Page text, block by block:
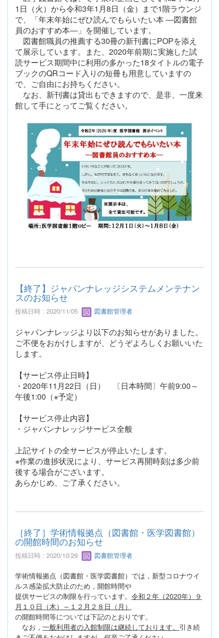
1日（火）から令和3年1月8日（金）まで1階ラウンジ
で、「年末年始にぜひ読んでもらいたい本 ―図書館
員のおすすめ本―」を開催しています。
図書館職員の推薦する30冊の新刊書にPOPを添え
て展示しています。また、2020年前期に実施した試
読サービス期間中に利用の多かった18タイトルの電子
ブックのQRコード入りの短冊も用意していますの
で、ご自由にお持ちください。
なお、新刊書は貸出もできますので、是非、一度来
館して手にとってご覧ください。
【終了】ジャパンナレッジシステムメンテナン
スのお知らせ
投稿日時 : 2020/11/05 図書館管理者
ジャパンナレッジより以下のお知らせがありました。
ご不便をおかけしますが、どうぞよろしくお願いいた
します。
【サービス停止日時】
・2020年11月22日（日） 〔日本時間〕午前9:00～
午後1:00（※予定）
【サービス停止内容】
・ジャパンナレッジサービス全般
上記サイトの全サービスが停止いたします。
※作業の進捗状況により、サービス再開時刻は多少前
後する場合がございます。
あらかじめ、ご了承ください。
［終了］学術情報拠点（図書館・医学図書館）
の開館時間のお知らせ
投稿日時 : 2020/10/29 図書館管理者
学術情報拠点（図書館・医学図書館）では，新型コロナウイ
ルス感染拡大防止のため，開館時間や
提供サービスの制限を行っています。 令和２年（2020年）９
月１０日（木）～１２月２８日（月）
の開館時間等については下記のとおりです。
なお， 一般利用者の入館制限は継続しております。 引き続